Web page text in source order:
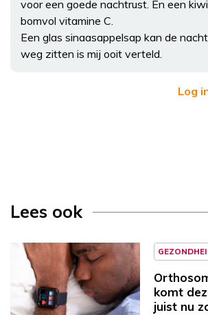
voor een goede nachtrust. En een
bomvol vitamine C.
Een glas sinaasappelsap kan de
weg zitten is mij ooit verteld.
Log
Lees ook
komt
juist nu